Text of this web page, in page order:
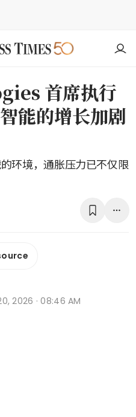
首席执行
能的增长加剧
环境，通胀压力已不仅限
2026 · 08:46 AM